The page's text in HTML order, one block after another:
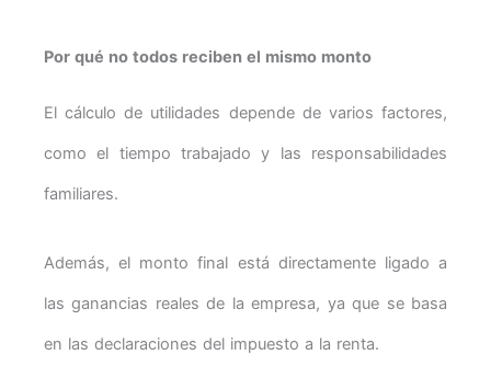
Por qué no todos reciben el mismo monto
El cálculo de utilidades depende de varios factores,
como el tiempo trabajado y las responsabilidades
familiares.
Además, el monto final está directamente ligado a
las ganancias reales de la empresa, ya que se basa
en las declaraciones del impuesto a la renta.